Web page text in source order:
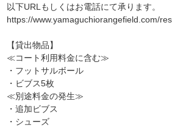
以下URLもしくはお電話にて承ります。
https://www.yamaguchiorangefield.com/
【貸出物品】
≪コート利用料金に含む≫
・フットサルボール
・ビブス5枚
≪別途料金の発生≫
・追加ビブス
・シューズ